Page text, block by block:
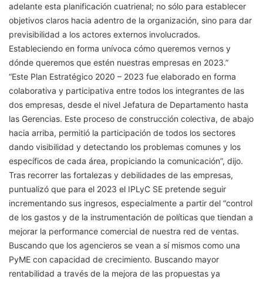
adelante esta planificación cuatrienal; no sólo para establecer
objetivos claros hacia adentro de la organización, sino para dar
previsibilidad a los actores externos involucrados.
Estableciendo en forma unívoca cómo queremos vernos y
dónde queremos que estén nuestras empresas en 2023.”
“Este Plan Estratégico 2020 – 2023 fue elaborado en forma
colaborativa y participativa entre todos los integrantes de las
dos empresas, desde el nivel Jefatura de Departamento hasta
las Gerencias. Este proceso de construcción colectiva, de abajo
hacia arriba, permitió la participación de todos los sectores
dando visibilidad y detectando los problemas comunes y los
específicos de cada área, propiciando la comunicación”, dijo.
Tras recorrer las fortalezas y debilidades de las empresas,
puntualizó que para el 2023 el IPLyC SE pretende seguir
incrementando sus ingresos, especialmente a partir del “control
de los gastos y de la instrumentación de políticas que tiendan a
mejorar la performance comercial de nuestra red de ventas.
Buscando que los agencieros se vean a sí mismos como una
PyME con capacidad de crecimiento. Buscando mayor
rentabilidad a través de la mejora de las propuestas ya